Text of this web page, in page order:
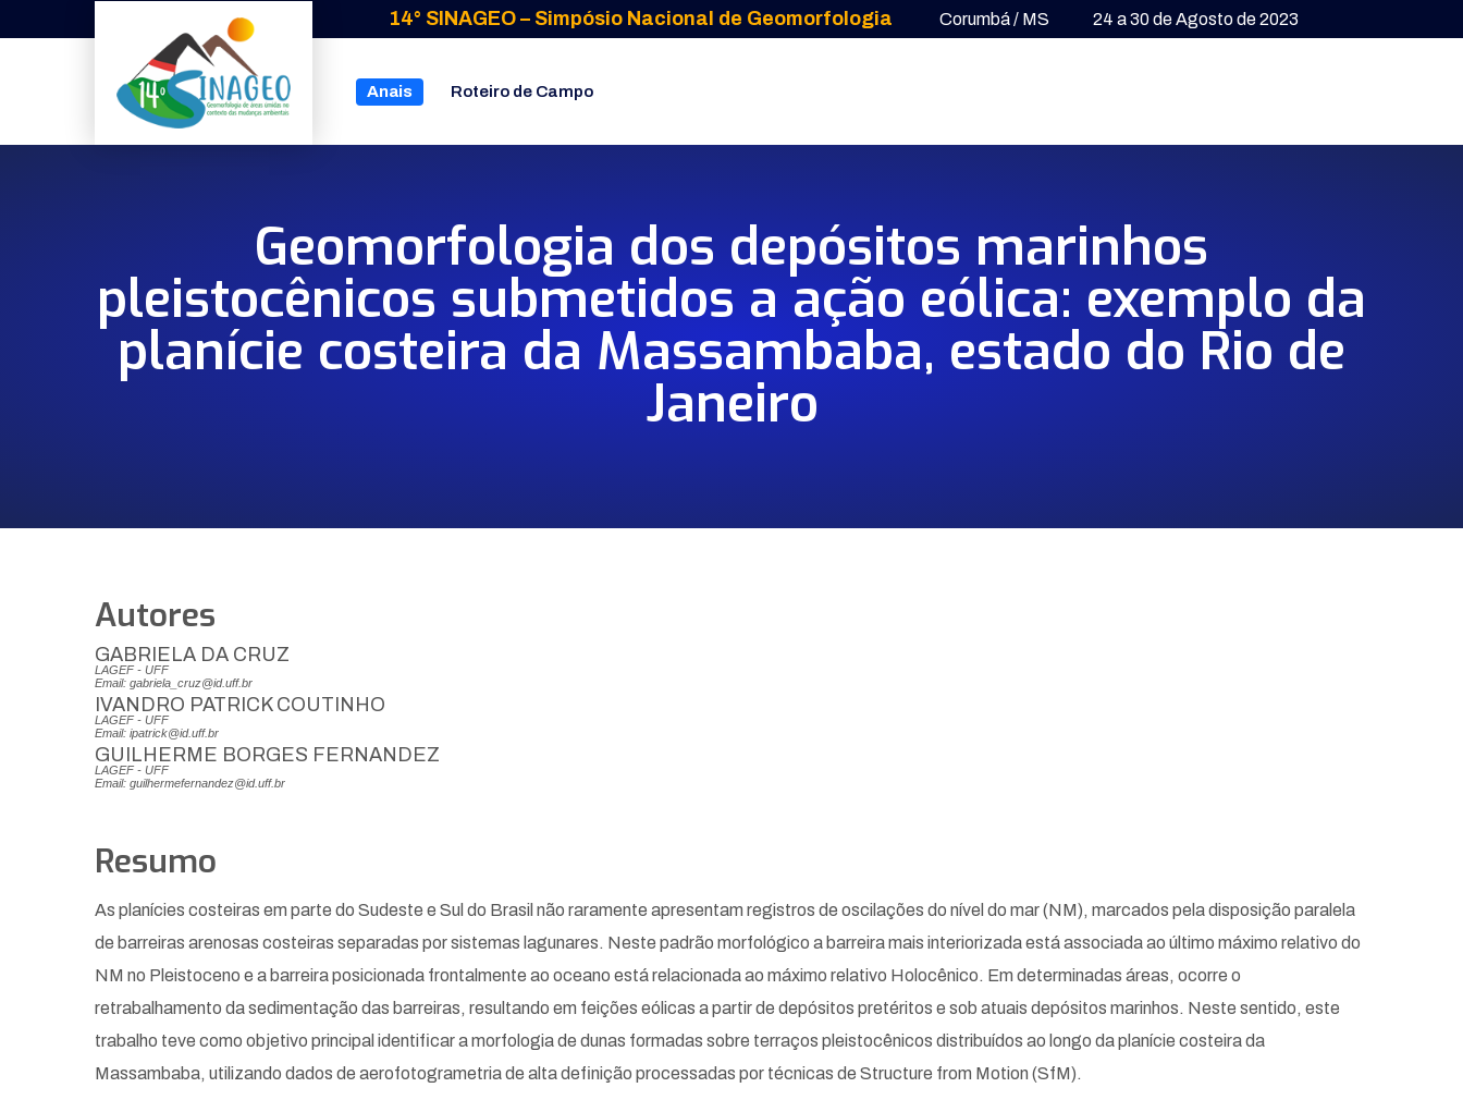
14° SINAGEO – Simpósio Nacional de Geomorfologia Corumbá / MS 24 a 30 de Agosto de 2023
Anais Roteiro de Campo
Geomorfologia dos depósitos marinhos
pleistocênicos submetidos a ação eólica: exemplo da
planície costeira da Massambaba, estado do Rio de
Janeiro
Autores
GABRIELA DA CRUZ
LAGEF - UFF
Email: gabriela_cruz@id.uff.br
IVANDRO PATRICK COUTINHO
LAGEF - UFF
Email: ipatrick@id.uff.br
GUILHERME BORGES FERNANDEZ
LAGEF - UFF
Email: guilhermefernandez@id.uff.br
Resumo
As planícies costeiras em parte do Sudeste e Sul do Brasil não raramente apresentam registros de oscilações do nível do mar (NM), marcados pela disposição paralela
de barreiras arenosas costeiras separadas por sistemas lagunares. Neste padrão morfológico a barreira mais interiorizada está associada ao último máximo relativo do
NM no Pleistoceno e a barreira posicionada frontalmente ao oceano está relacionada ao máximo relativo Holocênico. Em determinadas áreas, ocorre o
retrabalhamento da sedimentação das barreiras, resultando em feições eólicas a partir de depósitos pretéritos e sob atuais depósitos marinhos. Neste sentido, este
trabalho teve como objetivo principal identificar a morfologia de dunas formadas sobre terraços pleistocênicos distribuídos ao longo da planície costeira da
Massambaba, utilizando dados de aerofotogrametria de alta definição processadas por técnicas de Structure from Motion (SfM).